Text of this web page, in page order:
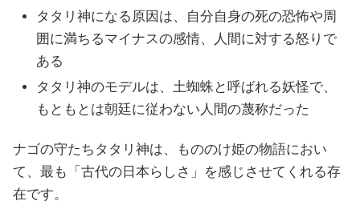
タタリ神になる原因は、自分自身の死の恐怖や周
囲に満ちるマイナスの感情、人間に対する怒りで
ある
タタリ神のモデルは、土蜘蛛と呼ばれる妖怪で、
もともとは朝廷に従わない人間の蔑称だった
ナゴの守たちタタリ神は、もののけ姫の物語におい
て、最も「古代の日本らしさ」を感じさせてくれる存
在です。